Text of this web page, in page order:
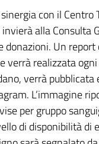
con il Centro
alla Consulta
donazioni. Un
verrà realizzata
verrà pubblicata
L’immagine
per gruppo
di disponibilità di